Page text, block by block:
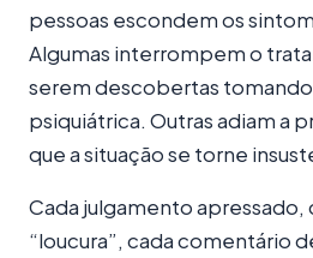
pessoas escondem os
Algumas interrompem o
serem descobertas
psiquiátrica. Outras adiam a
que a situação se torne
Cada julgamento apressado,
“loucura”, cada comentário